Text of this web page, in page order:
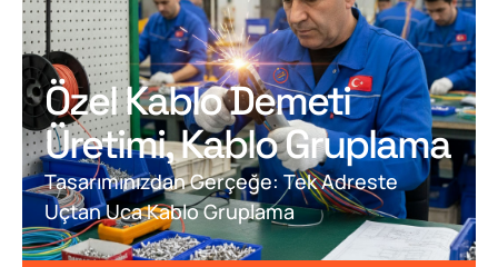
Özel Kablo Demeti
Üretimi, Kablo Gruplama
Tasarımınızdan Gerçeğe: Tek Adreste
Uçtan Uca Kablo Gruplama